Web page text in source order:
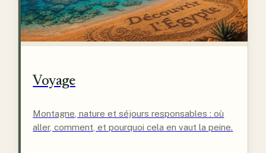
Voyage
Montagne, nature et séjours responsables : où
aller, comment, et pourquoi cela en vaut la peine.